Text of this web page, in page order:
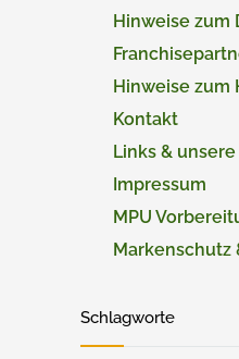
Hinweise zum
Hinweise zum
Kontakt
Links &
Impressum
MPU
Markenschutz
Schlagworte